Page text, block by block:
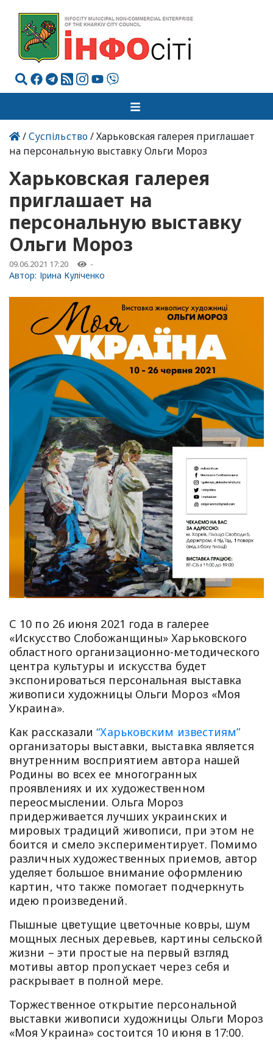
/Суспільство/ Харьковская галерея приглашает
на персональную выставку Ольги Мороз
Харьковская галерея
приглашает на
персональную выставку
Ольги Мороз
09.06.2021 17:20 -
Автор: Ірина Куліченко
С 10 по 26 июня 2021 года в галерее
«Искусство Слобожанщины» Харьковского
областного организационно-методического
центра культуры и искусства будет
экспонироваться персональная выставка
живописи художницы Ольги Мороз «Моя
Украина».
Как рассказали“Харьковским известиям”
организаторы выставки, выставка является
внутренним восприятием автора нашей
Родины во всех ее многогранных
проявлениях и их художественном
переосмыслении. Ольга Мороз
придерживается лучших украинских и
мировых традиций живописи, при этом не
боится и смело экспериментирует. Помимо
различных художественных приемов, автор
уделяет большое внимание оформлению
картин, что также помогает подчеркнуть
идею произведений.
Пышные цветущие цветочные ковры, шум
мощных лесных деревьев, картины сельской
жизни – эти простые на первый взгляд
мотивы автор пропускает через себя и
раскрывает в полной мере.
Торжественное открытие персональной
выставки живописи художницы Ольги Мороз
«Моя Украина» состоится 10 июня в 17:00.